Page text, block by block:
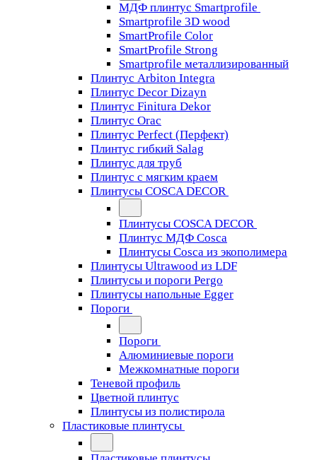
МДФ плинтус Smartprofile
Smartprofile 3D wood
SmartProfile Color
SmartProfile Strong
Smartprofile металлизированный
Плинтус Arbiton Integra
Плинтус Decor Dizayn
Плинтус Finitura Dekor
Плинтус Orac
Плинтус Perfect (Перфект)
Плинтус гибкий Salag
Плинтус для труб
Плинтус с мягким краем
Плинтусы COSCA DECOR
Плинтусы COSCA DECOR
Плинтус МДФ Cosca
Плинтусы Cosca из экополимера
Плинтусы Ultrawood из LDF
Плинтусы и пороги Pergo
Плинтусы напольные Egger
Пороги
Пороги
Алюминиевые пороги
Межкомнатные пороги
Теневой профиль
Цветной плинтус
Плинтусы из полистирола
Пластиковые плинтусы